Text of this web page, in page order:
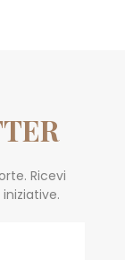
Ricevi